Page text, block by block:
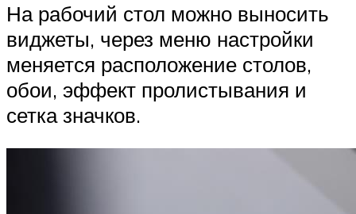
На рабочий стол можно выносить
виджеты, через меню настройки
меняется расположение столов,
обои, эффект пролистывания и
сетка значков.